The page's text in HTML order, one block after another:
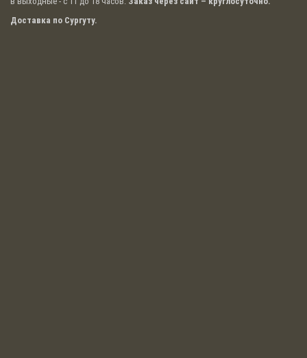
Доставка по Сургуту.